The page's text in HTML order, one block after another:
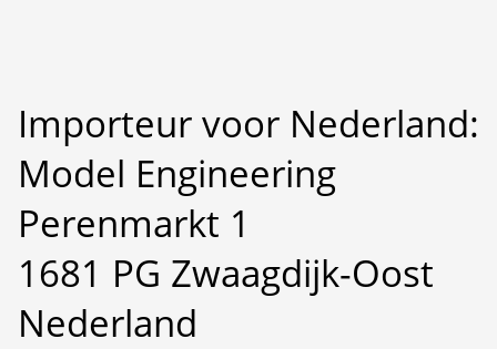
Importeur voor Nederland:
Model Engineering
Perenmarkt 1
1681 PG Zwaagdijk-Oost
Nederland